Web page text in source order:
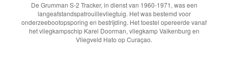
De Grumman S-2 Tracker, in dienst van 1960-1971, was een
langeafstandspatrouillevliegtuig. Het was bestemd voor
onderzeebootopsporing en bestrijding. Het toestel opereerde vanaf
het vliegkampschip Karel Doorman, vliegkamp Valkenburg en
Vliegveld Hato op Curaçao.